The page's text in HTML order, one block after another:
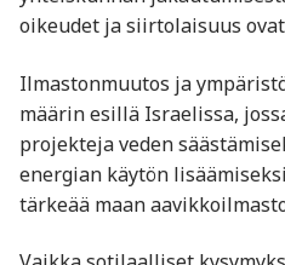
oikeudet ja siirtolaisuus
Ilmastonmuutos ja
määrin esillä Israelissa,
projekteja veden
energian käytön
tärkeää maan